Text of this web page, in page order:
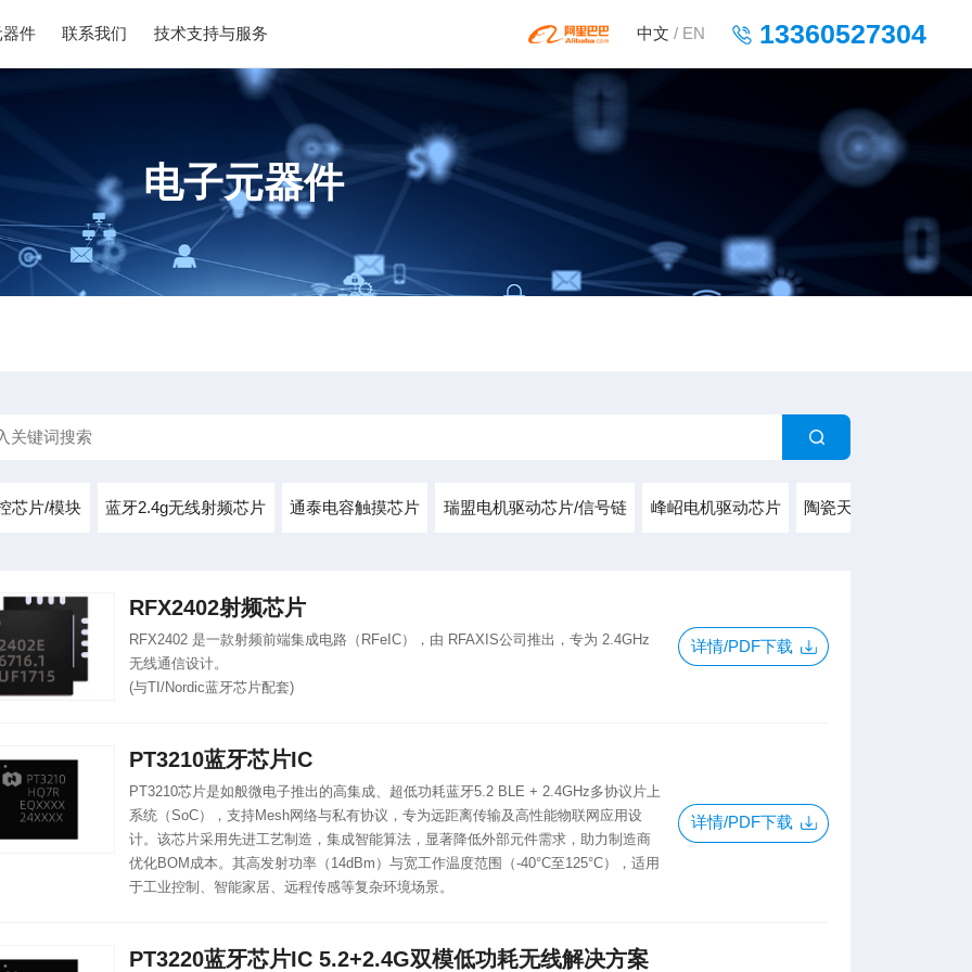
件 联系我们 技术支持与服务 中文 / EN 13360527304
电子元器件
芯片/模块 蓝牙2.4g无线射频芯片 通泰电容触摸芯片 瑞盟电机驱动芯片/信号链 峰岹电机驱动芯片 陶瓷天线/触摸芯片
RFX2402射频芯片
RFX2402 是一款射频前端集成电路（RFeIC），由 RFAXIS公司推出，专为 2.4GHz
无线通信设计。
(与TI/Nordic蓝牙芯片配套)
详情/PDF下载
PT3210蓝牙芯片IC
PT3210芯片是如般微电子推出的高集成、超低功耗蓝牙5.2 BLE + 2.4GHz多协议片上
系统（SoC），支持Mesh网络与私有协议，专为远距离传输及高性能物联网应用设
计。该芯片采用先进工艺制造，集成智能算法，显著降低外部元件需求，助力制造商
优化BOM成本。其高发射功率（14dBm）与宽工作温度范围（-40°C至125°C），适用
于工业控制、智能家居、远程传感等复杂环境场景。
详情/PDF下载
PT3220蓝牙芯片IC 5.2+2.4G双模低功耗无线解决方案